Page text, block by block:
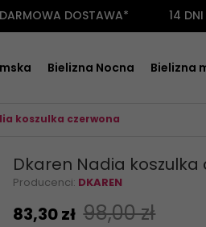
DARMOWA DOSTAWA* 14
Bielizna Nocna Bielizna
koszulka czerwona
Dkaren Nadia koszulka
Producenci: DKAREN
83,30zł 98,00 zł